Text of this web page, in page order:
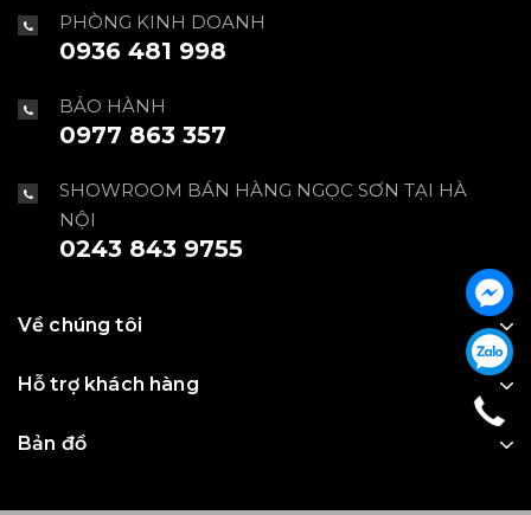
PHÒNG KINH DOANH
0936 481 998
BẢO HÀNH
0977 863 357
SHOWROOM BÁN HÀNG NGỌC SƠN TẠI HÀ
NỘI
0243 843 9755
Về chúng tôi
Hỗ trợ khách hàng
Bản đồ